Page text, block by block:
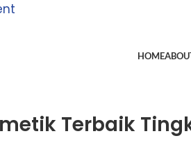
HOME
Terbaik